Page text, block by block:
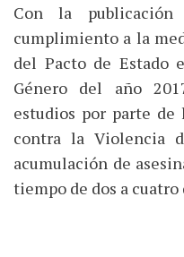
Con la
cumplimiento a la
del Pacto de Estado
Género del año
estudios por parte de
contra la Violencia
acumulación de
tiempo de dos a cuatro